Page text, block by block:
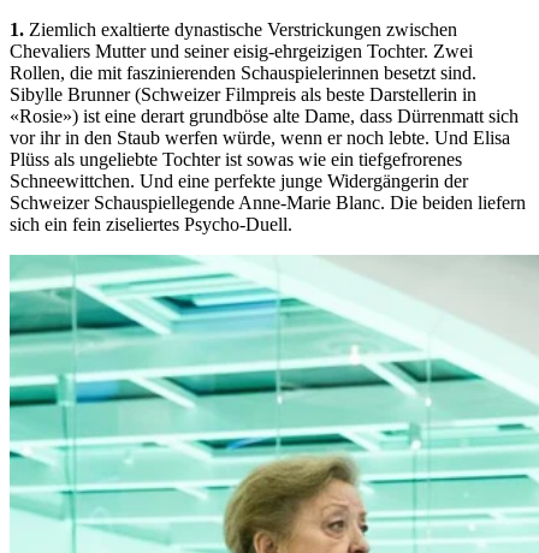
1. Ziemlich exaltierte dynastische Verstrickungen zwischen
Chevaliers Mutter und seiner eisig-ehrgeizigen Tochter. Zwei
Rollen, die mit faszinierenden Schauspielerinnen besetzt sind.
Sibylle Brunner (Schweizer Filmpreis als beste Darstellerin in
«Rosie») ist eine derart grundböse alte Dame, dass Dürrenmatt sich
vor ihr in den Staub werfen würde, wenn er noch lebte. Und Elisa
Plüss als ungeliebte Tochter ist sowas wie ein tiefgefrorenes
Schneewittchen. Und eine perfekte junge Widergängerin der
Schweizer Schauspiellegende Anne-Marie Blanc. Die beiden liefern
sich ein fein ziseliertes Psycho-Duell.